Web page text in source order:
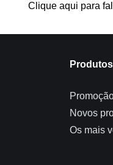
Clique aqui para
Produtos
Novos
Os mais